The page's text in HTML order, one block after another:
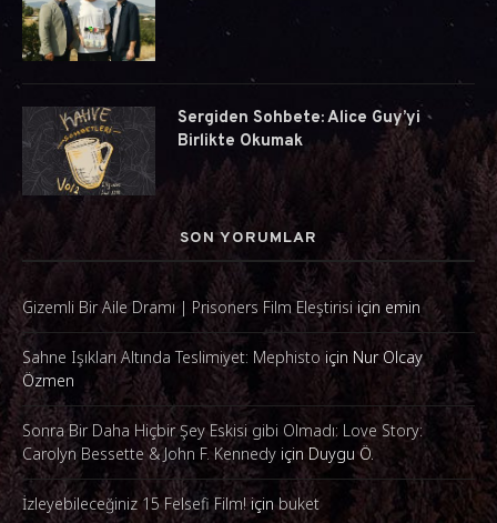
Sergiden Sohbete: Alice Guy’yi
Birlikte Okumak
SON YORUMLAR
Gizemli Bir Aile Dramı | Prisoners Film Eleştirisi için emin
Sahne Işıkları Altında Teslimiyet: Mephisto için Nur Olcay
Özmen
Sonra Bir Daha Hiçbir Şey Eskisi gibi Olmadı: Love Story:
Carolyn Bessette & John F. Kennedy için Duygu Ö.
İzleyebileceğiniz 15 Felsefi Film!içinbuket